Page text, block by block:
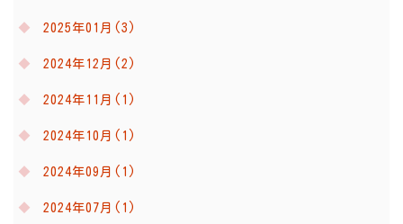
2025年01月(3)
2024年12月(2)
2024年11月(1)
2024年10月(1)
2024年09月(1)
2024年07月(1)